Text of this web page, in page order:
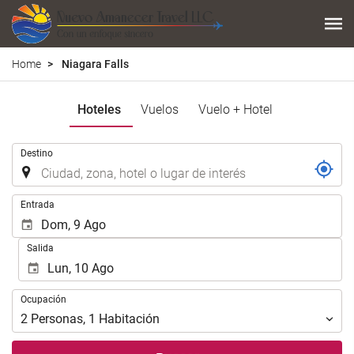
Home Niagara Falls
Hoteles Vuelos Vuelo + Hotel
Introduzca
lugar
de
destino
en
que
realizar
búsqueda
de
Destino
Introduzca
las
fechas
inicio
fin
para
realizar
Entrada
Salida
Ocupación
Ocupación
2 Personas, 1 Habitación